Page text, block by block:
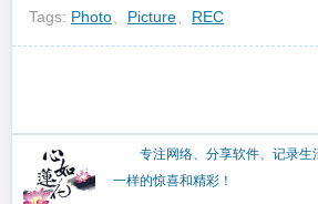
Tags: Photo Picture REC
专注网络、分享软件、记录生
一样的惊喜和精彩！